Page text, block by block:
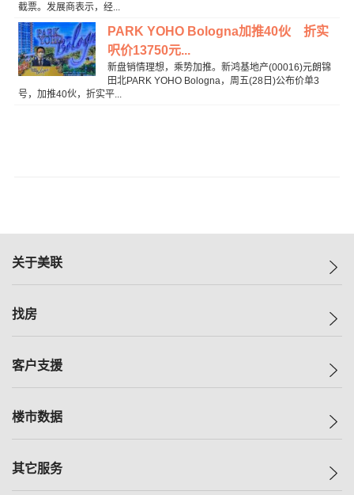
截票。发展商表示，经...
PARK YOHO Bologna加推40伙 折实
呎价13750元...
新盘销情理想，乘势加推。新鸿基地产(00016)元朗锦
田北PARK YOHO Bologna，周五(28日)公布价单3
号，加推40伙，折实平...
关于美联
美联集团
人才招募
找房
一手新房
减价
美联豪宅
客户支援
自助放盘
查询热线
楼市数据
指数
其它服务